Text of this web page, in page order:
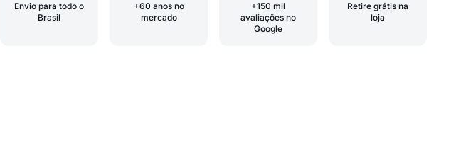
Envio para todo o
Brasil
+60 anos no
mercado
+150 mil
avaliações no
Google
Retire grátis na
loja